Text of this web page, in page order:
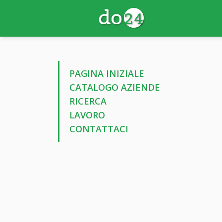
PAGINA INIZIALE
CATALOGO AZIENDE
RICERCA
LAVORO
CONTATTACI